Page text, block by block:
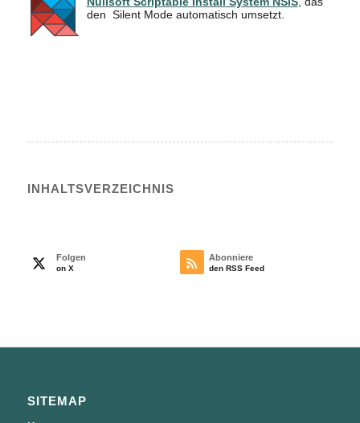
den Silent Mode automatisch umsetzt.
INHALTS­VERZEICHNIS
Folgen
on X
Abonniere
den RSS Feed
SITEMAP